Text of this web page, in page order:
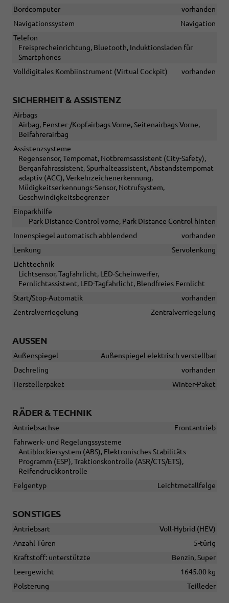
Bordcomputer
vorhanden
Navigationssystem
Navigation
Telefon
Freisprecheinrichtung, Bluetooth, Induktionsladen für
Smartphones
Volldigitales Kombiinstrument (Virtual Cockpit)
vorhanden
SICHERHEIT & ASSISTENZ
Airbags
Airbag, Fenster-/Kopfairbags Vorne, Seitenairbags Vorne,
Beifahrerairbag
Assistenzsysteme
Regensensor, Tempomat, Notbremsassistent (City-Safety),
Berganfahrassistent, Spurhalteassistent, Abstandstempomat
adaptiv (ACC), Verkehrzeichenerkennung,
Müdigkeitserkennungs-Sensor, Notrufsystem,
Geschwindigkeitsbegrenzer
Einparkhilfe
Park Distance Control vorne, Park Distance Control hinten
Innenspiegel automatisch abblendend
vorhanden
Lenkung
Servolenkung
Lichttechnik
Lichtsensor, Tagfahrlicht, LED-Scheinwerfer,
Fernlichtassistent, LED-Tagfahrlicht, Blendfreies Fernlicht
Start/Stop-Automatik
vorhanden
Zentralverriegelung
Zentralverriegelung
AUSSEN
Außenspiegel
Außenspiegel elektrisch verstellbar
Dachreling
vorhanden
Herstellerpaket
Winter-Paket
RÄDER & TECHNIK
Antriebsachse
Frontantrieb
Fahrwerk- und Regelungssysteme
Antiblockiersystem (ABS), Elektronisches Stabilitäts-
Programm (ESP), Traktionskontrolle (ASR/CTS/ETS),
Reifendruckkontrolle
Felgentyp
Leichtmetallfelge
SONSTIGES
Antriebsart
Voll-Hybrid (HEV)
Anzahl Türen
5-türig
Kraftstoff: unterstützte
Benzin, Super
Leergewicht
1645.00 kg
Polsterung
Teilleder